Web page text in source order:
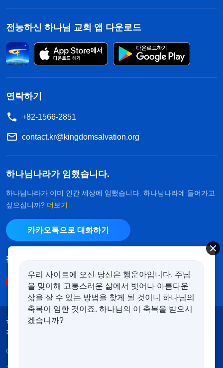
전능하신 하나님 교회 앱 다운로드
연락하기
+82-1566-2851
contact.kr@kingdomsalvation.org
하나님나라가 임했습니다.
하나님나라가 이미 인간 세상에 임했습니다. 하나님나라에 들어가고
싶으십니까? 더보기
카카오톡으로 대화하기
팔로우하기
공지 이용약관
저작권 명시
Copyright © 2026
성경은 개역한글에서 인용하였습니다. 이 사이트에는 부
우리 사이트에 오신 당신은 행운아입니다. 주님
을 맞이해 고통스러운 삶에서 벗어나 아름다운
삶을 살 수 있는 방법을 찾게 될 것이니 하나님의
축복이 임한 것이죠. 하나님의 이 축복을 받으시
겠습니까?